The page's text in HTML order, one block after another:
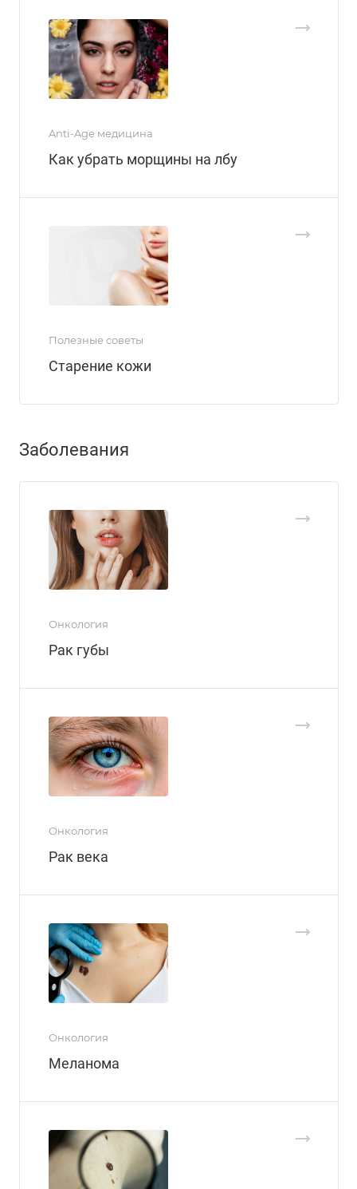
Anti-Age медицина
Как убрать морщины на лбу
Полезные советы
Старение кожи
Заболевания
Онкология
Рак губы
Онкология
Рак века
Онкология
Меланома